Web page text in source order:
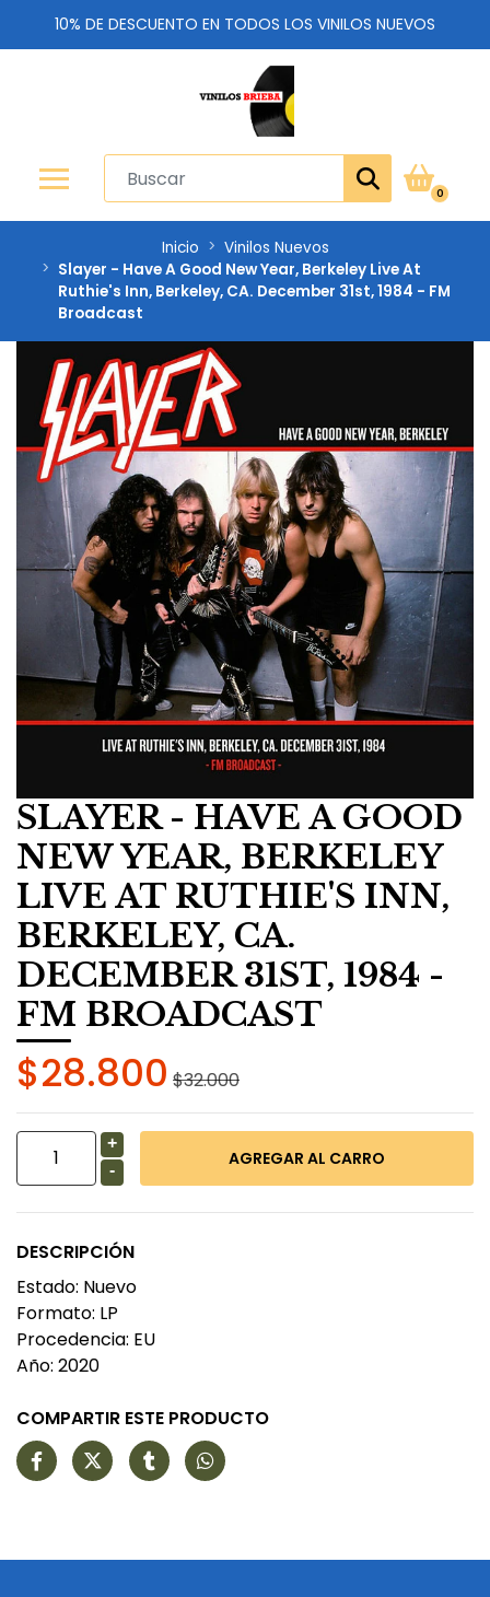
10% DE DESCUENTO EN TODOS LOS VINILOS NUEVOS
0
Inicio
Vinilos Nuevos
Slayer - Have A Good New Year, Berkeley Live At
Ruthie's Inn, Berkeley, CA. December 31st, 1984 - FM
Broadcast
SLAYER - HAVE A GOOD
NEW YEAR, BERKELEY
LIVE AT RUTHIE'S INN,
BERKELEY, CA.
DECEMBER 31ST, 1984 -
FM BROADCAST
$28.800 $32.000
+
-
DESCRIPCIÓN
Estado: Nuevo
Formato: LP
Procedencia: EU
Año: 2020
COMPARTIR ESTE PRODUCTO